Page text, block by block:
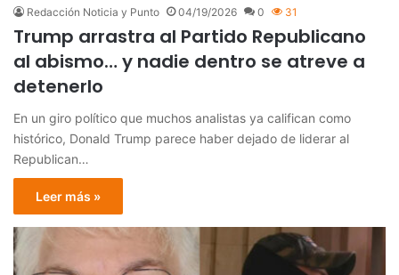
Redacción Noticia y Punto 04/19/2026 0 31
Trump arrastra al Partido Republicano
al abismo… y nadie dentro se atreve a
detenerlo
En un giro político que muchos analistas ya califican como
histórico, Donald Trump parece haber dejado de liderar al
Republican…
Leer más »